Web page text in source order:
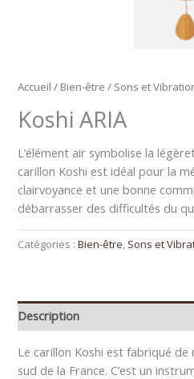
Accueil / Bien-être / Sons et
Koshi ARIA
L’élément air symbolise la
carillon Koshi est idéal pour la
clairvoyance et une bonne
débarrasser des difficultés du
Catégories :Bien-être, Sons et
Description
Le carillon Koshi est fabriqué de
sud de la France. C’est un